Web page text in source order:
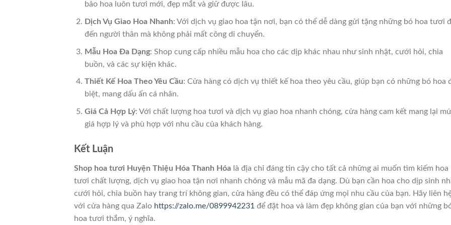
bảo hoa luôn tươi mới, đẹp mắt và giữ được lâu.
Dịch Vụ Giao Hoa Nhanh: Với dịch vụ giao hoa tận nơi, bạn có thể dễ dàng gửi tặng những bó hoa tươi
đến người thân mà không phải mất công di chuyển.
Mẫu Hoa Đa Dạng: Shop cung cấp nhiều mẫu hoa cho các dịp khác nhau như sinh nhật, cưới hỏi, chia
buồn, và các sự kiện khác.
Thiết Kế Hoa Theo Yêu Cầu: Cửa hàng có dịch vụ thiết kế hoa theo yêu cầu, giúp bạn có những bó hoa
biệt, mang dấu ấn cá nhân.
Giá Cả Hợp Lý: Với chất lượng hoa tươi và dịch vụ giao hoa nhanh chóng, cửa hàng cam kết mang lại
giá hợp lý và phù hợp với nhu cầu của khách hàng.
Kết Luận
Shop hoa tươi Huyện Thiệu Hóa Thanh Hóa là địa chỉ đáng tin cậy cho tất cả những ai muốn tìm kiếm hoa
tươi chất lượng, dịch vụ giao hoa tận nơi nhanh chóng và mẫu mã đa dạng. Dù bạn cần hoa cho dịp sinh
cưới hỏi, chia buồn hay trang trí không gian, cửa hàng đều có thể đáp ứng mọi nhu cầu của bạn. Hãy liên
với cửa hàng qua Zalo https://zalo.me/0899942231 để đặt hoa và làm đẹp không gian của bạn với những
hoa tươi thắm, ý nghĩa.